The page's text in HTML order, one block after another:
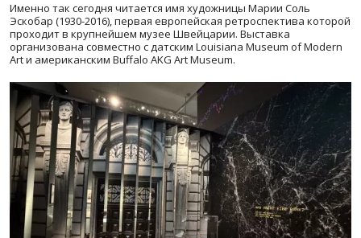
Именно так сегодня читается имя художницы Марии Соль
Эскобар (1930-2016), первая европейская ретроспектива которой
проходит в крупнейшем музее Швейцарии. Выставка
организована совместно с датским Louisiana Museum of Modern
Art и американским Buffalo AKG Art Museum.